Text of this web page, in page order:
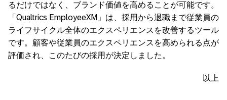
るだけではなく、ブランド価値を高めることが可能です。
「Qualtrics EmployeeXM」は、採用から退職まで従業員の
ライフサイクル全体のエクスペリエンスを改善するツール
です。顧客や従業員のエクスペリエンスを高められる点が
評価され、このたびの採用が決定しました。
以上